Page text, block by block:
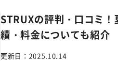
STRUXの評判・口コミ
績・料金についても紹介
更新日： 2025.10.14